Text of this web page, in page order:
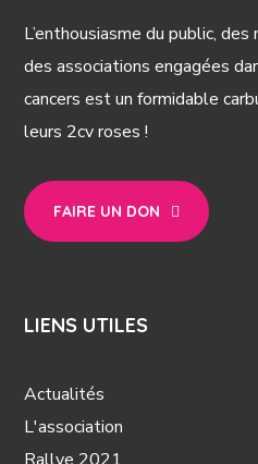
L’enthousiasme du public,
des associations engagées
cancers est un formidable
leurs 2cv roses !
FAIRE UN DON
LIENS UTILES
Actualités
L'association
Rallye 2021